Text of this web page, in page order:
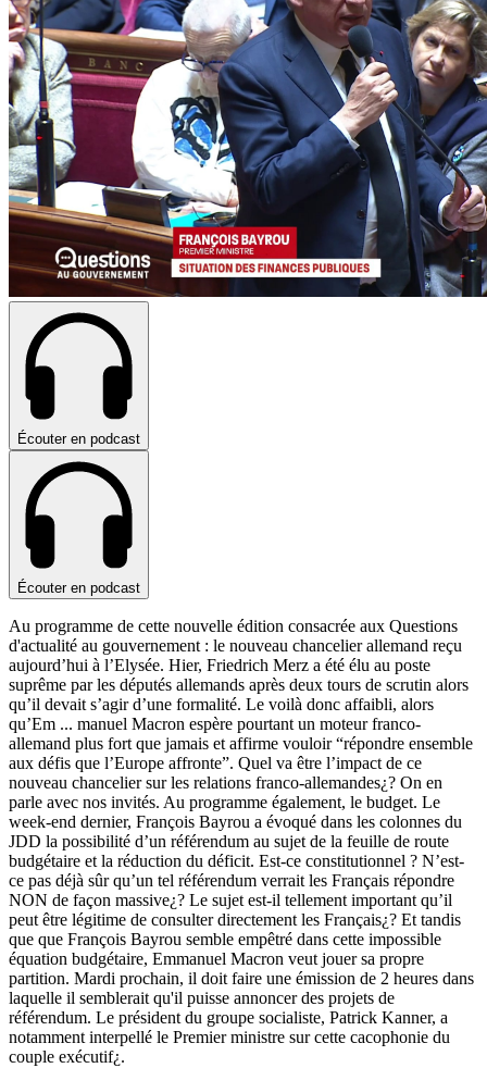
Écouter en podcast
Écouter en podcast
Au programme de cette nouvelle édition consacrée aux Questions
d'actualité au gouvernement : le nouveau chancelier allemand reçu
aujourd’hui à l’Elysée. Hier, Friedrich Merz a été élu au poste
suprême par les députés allemands après deux tours de scrutin alors
qu’il devait s’agir d’une formalité. Le voilà donc affaibli, alors
qu’Em ... manuel Macron espère pourtant un moteur franco-
allemand plus fort que jamais et affirme vouloir “répondre ensemble
aux défis que l’Europe affronte”. Quel va être l’impact de ce
nouveau chancelier sur les relations franco-allemandes¿? On en
parle avec nos invités. Au programme également, le budget. Le
week-end dernier, François Bayrou a évoqué dans les colonnes du
JDD la possibilité d’un référendum au sujet de la feuille de route
budgétaire et la réduction du déficit. Est-ce constitutionnel ? N’est-
ce pas déjà sûr qu’un tel référendum verrait les Français répondre
NON de façon massive¿? Le sujet est-il tellement important qu’il
peut être légitime de consulter directement les Français¿? Et tandis
que que François Bayrou semble empêtré dans cette impossible
équation budgétaire, Emmanuel Macron veut jouer sa propre
partition. Mardi prochain, il doit faire une émission de 2 heures dans
laquelle il semblerait qu'il puisse annoncer des projets de
référendum. Le président du groupe socialiste, Patrick Kanner, a
notamment interpellé le Premier ministre sur cette cacophonie du
couple exécutif¿.